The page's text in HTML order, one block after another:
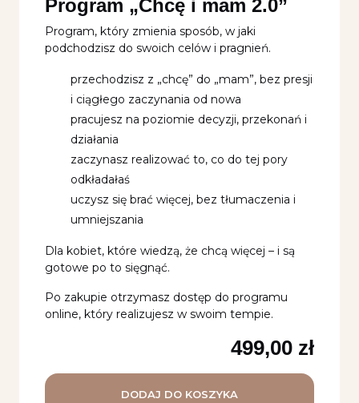
Program „Chcę i mam 2.0”
Program, który zmienia sposób, w jaki
podchodzisz do swoich celów i pragnień.
przechodzisz z „chcę” do „mam”, bez presji
i ciągłego zaczynania od nowa
pracujesz na poziomie decyzji, przekonań i
działania
zaczynasz realizować to, co do tej pory
odkładałaś
uczysz się brać więcej, bez tłumaczenia i
umniejszania
Dla kobiet, które wiedzą, że chcą więcej – i są
gotowe po to sięgnąć.
Po zakupie otrzymasz dostęp do programu
online, który realizujesz w swoim tempie.
499,00 zł
DODAJ DO KOSZYKA